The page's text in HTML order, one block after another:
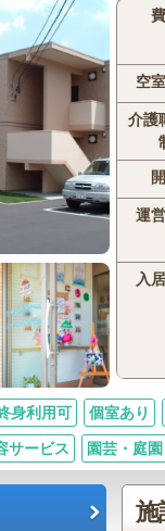
空
介護
運
入
身利用可 個室あり
サービス 園芸・庭園
施